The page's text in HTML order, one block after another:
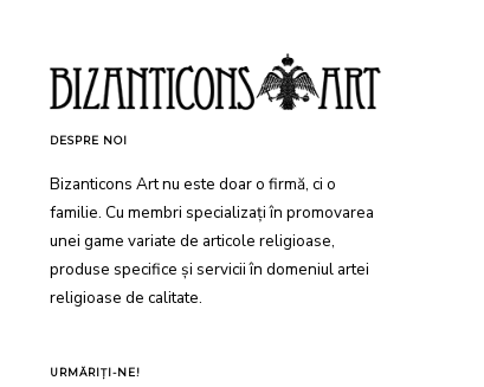
DESPRE NOI
Bizanticons Art nu este doar o firmă, ci o
familie. Cu membri specializați în promovarea
unei game variate de articole religioase,
produse specifice și servicii în domeniul artei
religioase de calitate.
URMĂRIȚI-NE!